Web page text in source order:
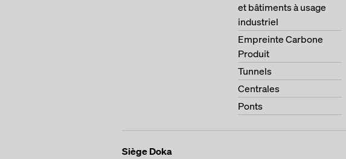
et bâtiments à usage
industriel
Empreinte Carbone
Produit
Tunnels
Centrales
Ponts
Siège Doka